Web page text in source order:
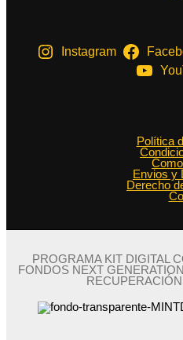
Instagram
Política
Envios y
Derecho
PROGRAMA KIT DIGITAL
FONDOS NEXT